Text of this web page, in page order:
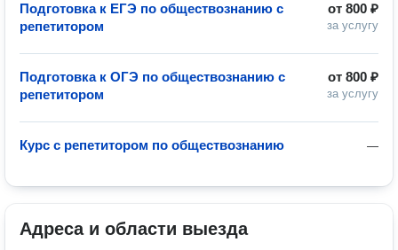
от 800 ₽
за услугу
Подготовка к ЕГЭ по обществознанию с
репетитором
от 800 ₽
за услугу
Подготовка к ОГЭ по обществознанию с
репетитором
—
Курс с репетитором по обществознанию
Адреса и области выезда